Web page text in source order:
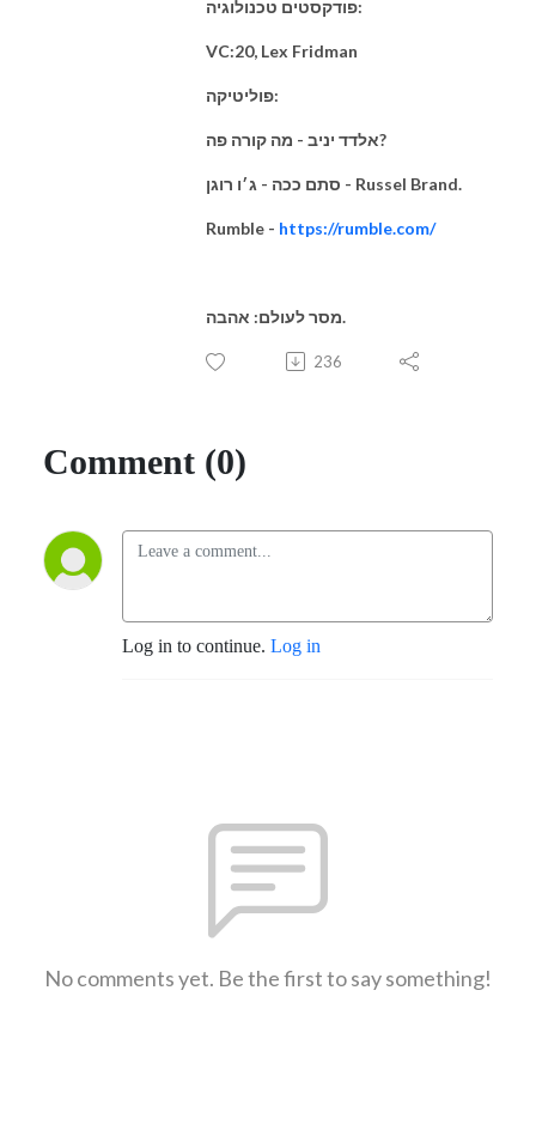
פודקסטים טכנולוגיה:
VC:20, Lex Fridman
פוליטיקה:
אלדד יניב - מה קורה פה?
סתם ככה - ג׳ו רוגן - Russel Brand.
Rumble - https://rumble.com/
מסר לעולם: אהבה.
236
Comment (0)
Log in to continue. Log in
No comments yet. Be the first to say something!